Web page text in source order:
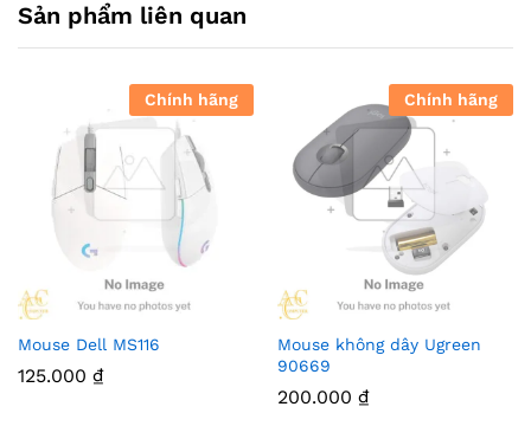
Sản phẩm liên quan
Chính hãng
Mouse Dell MS116
125.000 ₫
Chính hãng
Mouse không dây Ugreen
90669
200.000 ₫